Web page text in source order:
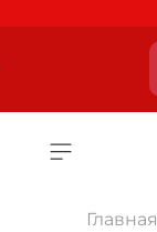
Главная